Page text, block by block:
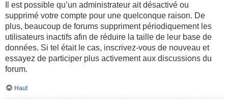
Il est possible qu’un administrateur ait désactivé ou
supprimé votre compte pour une quelconque raison. De
plus, beaucoup de forums suppriment périodiquement les
utilisateurs inactifs afin de réduire la taille de leur base de
données. Si tel était le cas, inscrivez-vous de nouveau et
essayez de participer plus activement aux discussions du
forum.
Haut